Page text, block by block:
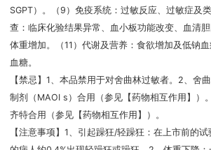
SGPT）。（9）免疫系统：过敏反应、过敏症及
查：临床化验结果异常、血小板功能改变、血清
体重增加。（11）代谢及营养：食欲增加及低钠
血糖。
【禁忌】1、本品禁用于对舍曲林过敏者。2、舍
制剂（MAOI s）合用（参见【药物相互作用】）
齐特合用（参见【药物相互作用】）。
【注意事项】1、引起躁狂/轻躁狂：在上市前的